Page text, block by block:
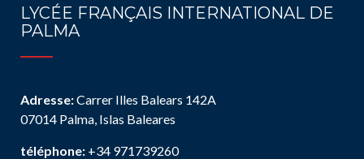
LYCÉE FRANÇAIS INTERNATIONAL DE
PALMA
Adresse:Carrer Illes Balears 142A
07014 Palma, Islas Baleares
téléphone: +34 971739260